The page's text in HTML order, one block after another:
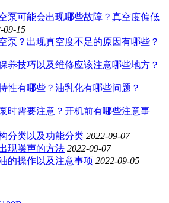
泵可能会出现哪些故障？真空度偏低
09-15
泵？出现真空度不足的原因有哪些？
养技巧以及维修应该注意哪些地方？
性有哪些？油乳化有哪些问题？
时需要注意？开机前有哪些注意事
分类以及功能分类 2022-09-07
现噪声的方法 2022-09-07
的操作以及注意事项 2022-09-05